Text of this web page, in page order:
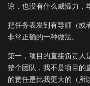
谅，也没有什么威慑力，
把任务表发到有导师（或
非常正确的一种做法。
第一，项目的直接负责人
整个团队，我不是项目的
的责任是比我更大的（所